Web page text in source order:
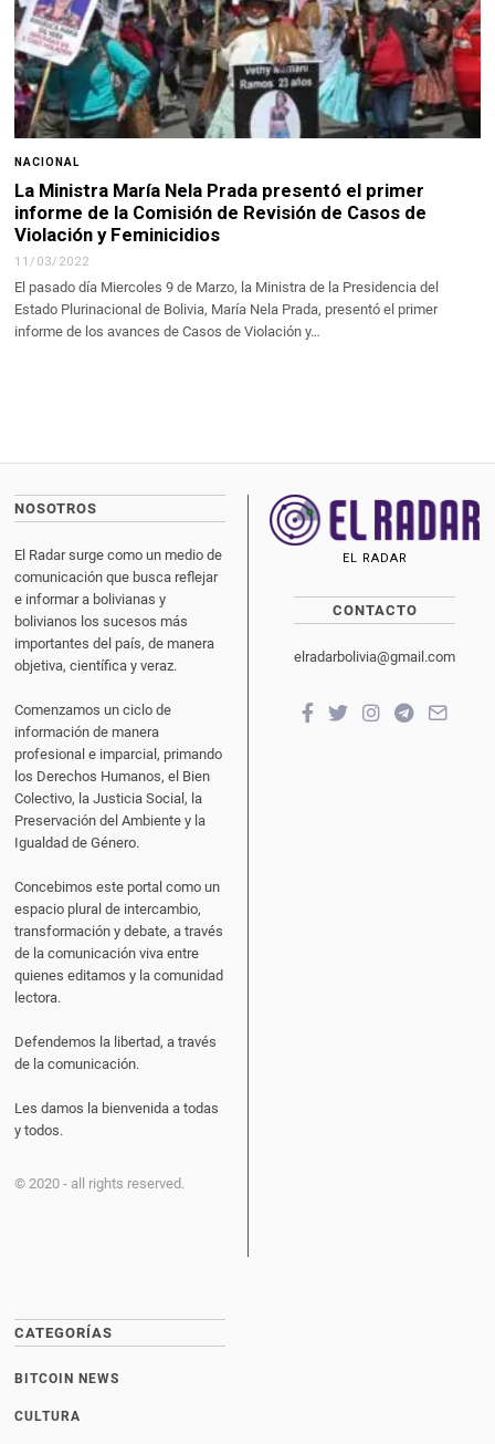
NACIONAL
La Ministra María Nela Prada presentó el primer
informe de la Comisión de Revisión de Casos de
Violación y Feminicidios
11/03/2022
El pasado día Miercoles 9 de Marzo, la Ministra de la Presidencia del
Estado Plurinacional de Bolivia, María Nela Prada, presentó el primer
informe de los avances de Casos de Violación y…
NOSOTROS
El Radar surge como un medio de
comunicación que busca reflejar
e informar a bolivianas y
bolivianos los sucesos más
importantes del país, de manera
objetiva, científica y veraz.
Comenzamos un ciclo de
información de manera
profesional e imparcial, primando
los Derechos Humanos, el Bien
Colectivo, la Justicia Social, la
Preservación del Ambiente y la
Igualdad de Género.
Concebimos este portal como un
espacio plural de intercambio,
transformación y debate, a través
de la comunicación viva entre
quienes editamos y la comunidad
lectora.
Defendemos la libertad, a través
de la comunicación.
Les damos la bienvenida a todas
y todos.
© 2020 - all rights reserved.
EL RADAR
CONTACTO
elradarbolivia@gmail.com
CATEGORÍAS
BITCOIN NEWS
CULTURA